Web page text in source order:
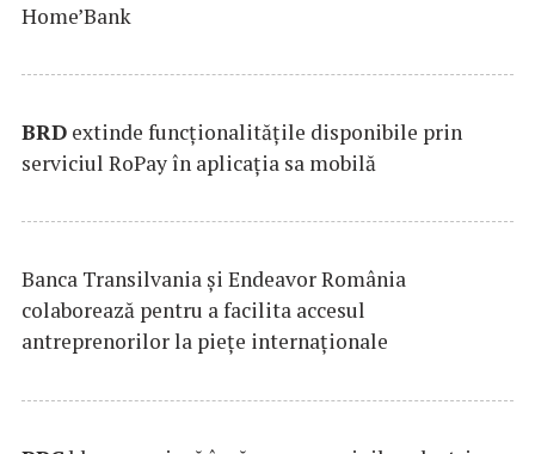
Home’Bank
BRD extinde funcţionalităţile disponibile prin
serviciul RoPay în aplicaţia sa mobilă
Banca Transilvania şi Endeavor România
colaborează pentru a facilita accesul
antreprenorilor la pieţe internaţionale